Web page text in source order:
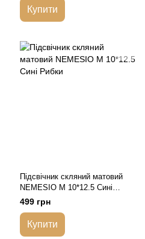
Купити
Підсвічник скляний матовий
NEMESIO M 10*12.5 Сині
Рибки
499 грн
Купити